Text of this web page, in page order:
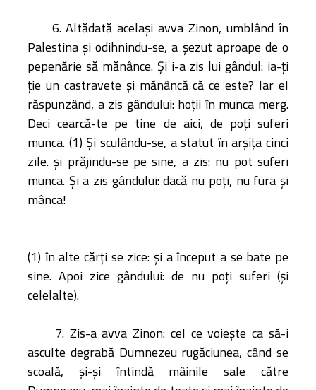
6. Altădată acelaşi avva Zinon, umblând în
Palestina şi odihnindu-se, a şezut aproape de o
pepenărie să mănânce. Şi i-a zis lui gândul: ia-ţi
ţie un castravete şi mănâncă că ce este? Iar el
răspunzând, a zis gândului: hoţii în munca merg.
Deci cearcă-te pe tine de aici, de poţi suferi
munca. (1) Şi sculându-se, a statut în arşiţa cinci
zile. şi prăjindu-se pe sine, a zis: nu pot suferi
munca. Şi a zis gândului: dacă nu poţi, nu fura şi
mânca!
(1) în alte cărţi se zice: şi a început a se bate pe
sine. Apoi zice gândului: de nu poţi suferi (şi
celelalte).
7. Zis-a avva Zinon: cel ce voieşte ca să-i
asculte degrabă Dumnezeu rugăciunea, când se
scoală, şi-şi întindă mâinile sale către